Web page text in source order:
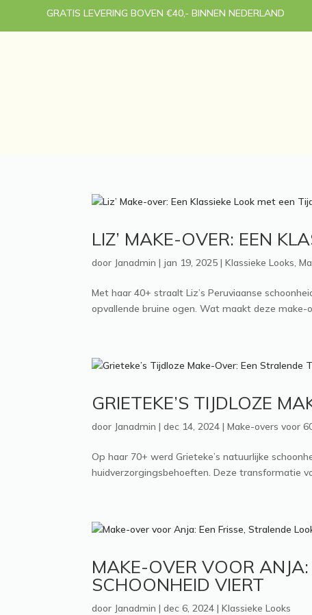
GRATIS LEVERING BOVEN €40,- BINNEN NEDERLAND
LIZ’ MAKE-OVER: EEN
door Janadmin | jan 19, 2025 |Klassieke Looks,
Met haar 40+ straalt Liz’s Peruviaanse
opvallende bruine ogen. Wat maakt deze make-
GRIETEKE’S TIJDLOZE
door Janadmin |dec 14, 2024 |Make-overs voor
Op haar 70+ werd Grieteke’s natuurlijke
huidverzorgingsbehoeften. Deze transformatie
MAKE-OVER VOOR
SCHOONHEID VIERT
door Janadmin |dec 6, 2024 |Klassieke Looks